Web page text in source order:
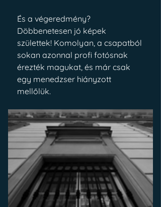
És a végeredmény?
Döbbenetesen jó képek
születtek! Komolyan, a csapatból
sokan azonnal profi fotósnak
érezték magukat, és már csak
egy menedzser hiányzott
mellőlük.